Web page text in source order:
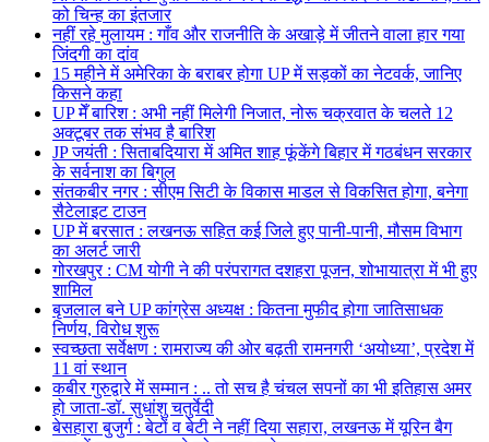
को चिन्ह का इंतजार
नहीं रहे मुलायम : गाँव और राजनीति के अखाड़े में जीतने वाला हार गया
जिंदगी का दांव
15 महीने में अमेरिका के बराबर होगा UP में सड़कों का नेटवर्क, जानिए
किसने कहा
UP मेँ बारिश : अभी नहीं मिलेगी निजात, नोरू चक्रवात के चलते 12
अक्टूबर तक संभव है बारिश
JP जयंती : सिताबदियारा में अमित शाह फूंकेंगे बिहार में गठबंधन सरकार
के सर्वनाश का बिगुल
संतकबीर नगर : सीएम सिटी के विकास माडल से विकसित होगा, बनेगा
सैटेलाइट टाउन
UP में बरसात : लखनऊ सहित कई जिले हुए पानी-पानी, मौसम विभाग
का अलर्ट जारी
गोरखपुर : CM योगी ने की परंपरागत दशहरा पूजन, शोभायात्रा में भी हुए
शामिल
बृजलाल बने UP कांग्रेस अध्यक्ष : कितना मुफीद होगा जातिसाधक
निर्णय, विरोध शुरू
स्वच्छता सर्वेक्षण : रामराज्य की ओर बढ़ती रामनगरी ‘अयोध्या’, प्रदेश में
11 वां स्थान
कबीर गुरुद्वारे में सम्मान : .. तो सच है चंचल सपनों का भी इतिहास अमर
हो जाता-डॉ. सुधांशु चतुर्वेदी
बेसहारा बुजुर्ग : बेटों व बेटी ने नहीं दिया सहारा, लखनऊ में यूरिन बैग